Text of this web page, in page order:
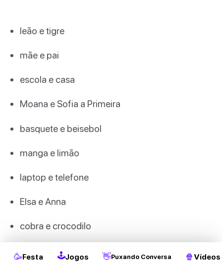
leão e tigre
mãe e pai
escola e casa
Moana e Sofia a Primeira
basquete e beisebol
manga e limão
laptop e telefone
Elsa e Anna
cobra e crocodilo
praia e parque
🥳Festa 🕹Jogos 👋Puxando Conversa 🍿 Vídeos